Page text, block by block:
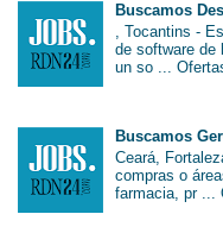
Buscamos
, Tocantins -
de software de
un so ...
Buscamos
Ceará,
compras o
farmacia, pr ...